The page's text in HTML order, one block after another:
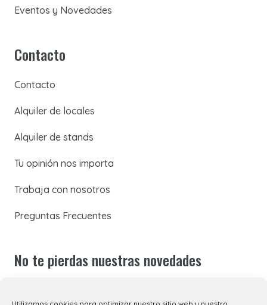
Eventos y Novedades
Contacto
Contacto
Alquiler de locales
Alquiler de stands
Tu opinión nos importa
Trabaja con nosotros
Preguntas Frecuentes
No te pierdas nuestras novedades